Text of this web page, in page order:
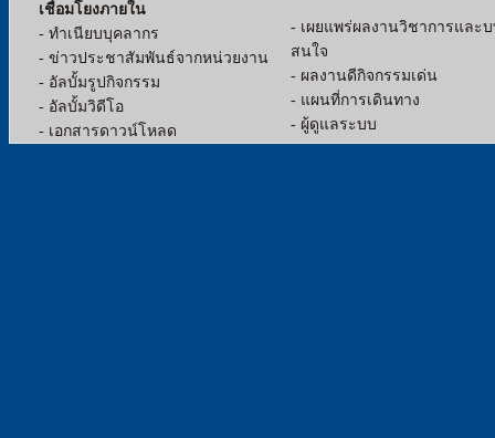
เชื่อมโยงภายใน
- ทำเนียบบุคลากร
- ข่าวประชาสัมพันธ์จากหน่วยงาน
- อัลบั้มรูปกิจกรรม
- อัลบั้มวิดีโอ
- เอกสารดาวน์โหลด
- เผยแพร่ผลงานวิชาการและ
สนใจ
- ผลงานดีกิจกรรมเด่น
- แผนที่การเดินทาง
- ผู้ดูแลระบบ